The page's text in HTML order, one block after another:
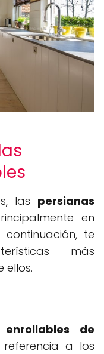
las persianas
en
te
más
ellos.
enrollables de
a los